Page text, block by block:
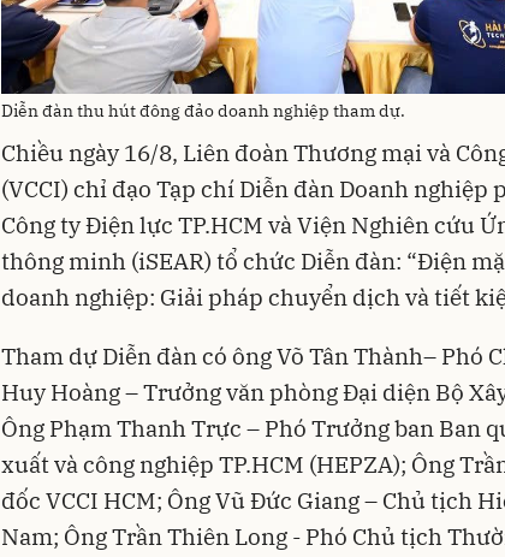
Diễn đàn thu hút đông đảo doanh nghiệp tham dự.
Chiều ngày 16/8, Liên đoàn Thương mại và
(VCCI) chỉ đạo Tạp chí Diễn đàn Doanh nghiệp
Công ty Điện lực TP.HCM và Viện Nghiên cứu
thông minh (iSEAR) tổ chức Diễn đàn: “Điện
doanh nghiệp: Giải pháp chuyển dịch và tiết
Tham dự Diễn đàn có ông Võ Tân Thành– Phó
Huy Hoàng – Trưởng văn phòng Đại diện Bộ
Ông Phạm Thanh Trực – Phó Trưởng ban Ban
xuất và công nghiệp TP.HCM (HEPZA); Ông
đốc VCCI HCM; Ông Vũ Đức Giang – Chủ tịch
Nam; Ông Trần Thiên Long - Phó Chủ tịch